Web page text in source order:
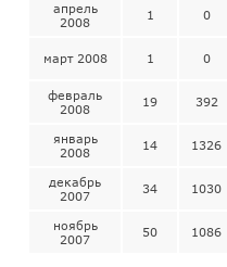
апрель
2008
1 0
март 2008 1 0
февраль
2008
19 392
январь
2008
14 1326
декабрь
2007
34 1030
ноябрь
2007
50 1086